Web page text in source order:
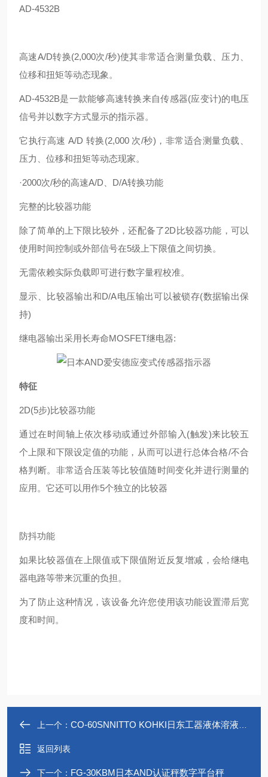
AD-4532B
高速A/D转换(2,000次/秒)使其非常适合测量负载、压力、
位移和扭矩等动态现象。
AD-4532B是一款能够高速转换来自传感器(应变计)的电压
信号并以数字方式显示的指示器。
它执行高速 A/D 转换(2,000 次/秒)，非常适合测量负载、
压力、位移和扭矩等动态现家。
·2000次/秒的高速A/D、D/A转换功能
完整的比较器功能
除了简单的上下限比较外，还配备了2D比较器功能，可以
使用时间控制或外部信号在5级上下限值之间切换。
无需依赖实际负载即可进行数字量程校准。
显示、比较器输出和D/A电压输出可以被锁存(数据输出保
持)
继电器输出采用长寿命MOSFET继电器:
特征
2D(5步)比较器功能
通过在时间轴上依次移动或通过外部输入(触发)来比较五
个上限和下限设定值的功能，从而可以进行总体合格/不合
格判断。非常适合压装等比较值随时间变化并进行测量的
应用。它还可以用作5个独立的比较器
防抖功能
如果比较器值在上限值或下限值附近反复增减，会给继电
器电路等带来沉重的负担。
为了防止这种情况，该设备允许您使用该功能设置滞后宽
度和时间。
上一个： CO-60SNNITTO KOHKI日东工器液体溶液低压快速接头
返回列表
下一个： FG-30KBM日本AND认证秤数字平台秤